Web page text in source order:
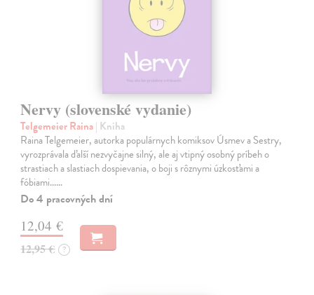
Nervy (slovenské vydanie)
Telgemeier Raina| Kniha
Raina Telgemeier, autorka populárnych komiksov Úsmev a Sestry,
vyrozprávala ďalší nezvyčajne silný, ale aj vtipný osobný príbeh o
strastiach a slastiach dospievania, o boji s rôznymi úzkosťami a
fóbiami...…
Do 4 pracovných dní
12,04 €
12,95 € ?